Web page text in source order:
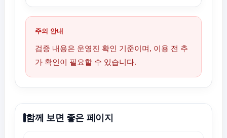
주의 안내
검증 내용은 운영진 확인 기준이며, 이용 전 추
가 확인이 필요할 수 있습니다.
함께 보면 좋은 페이지